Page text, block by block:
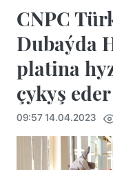
CNPC
Dubaýda
platina
çykyş eder
09:57 14.04.2023